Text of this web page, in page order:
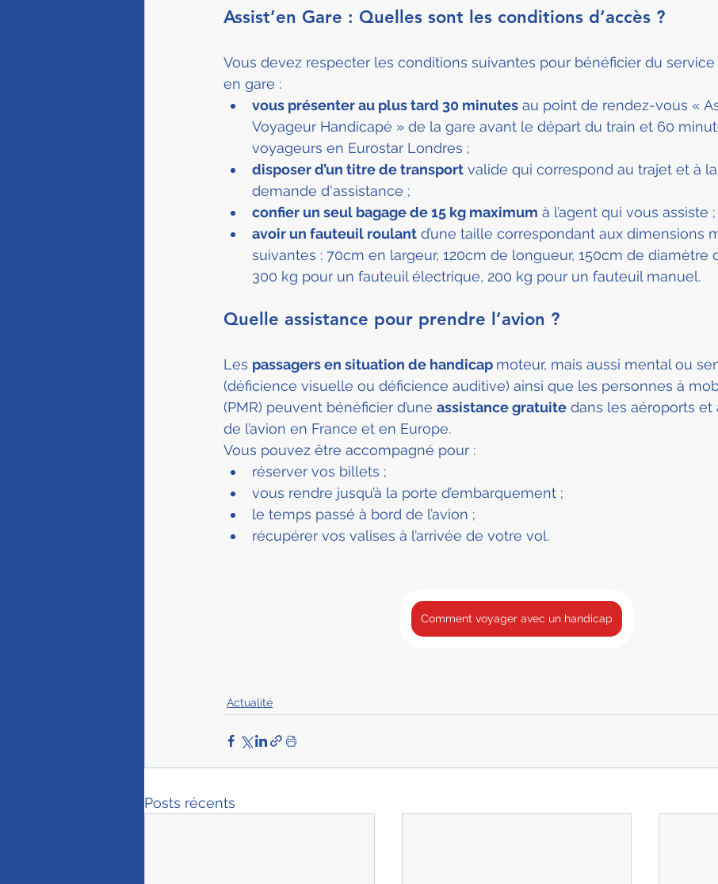
Assist’en Gare : Quelles sont les conditions d’accès ?
Vous devez respecter les conditions suivantes pour bénéficier du service
en gare :
vous présenter au plus tard 30 minutes au point de rendez-vous «
Voyageur Handicapé » de la gare avant le départ du train et 60
voyageurs en Eurostar Londres ;
disposer d’un titre de transport valide qui correspond au trajet et à
demande d'assistance ;
confier un seul bagage de 15 kg maximum à l’agent qui vous assiste ;
avoir un fauteuil roulant d’une taille correspondant aux dimensions
suivantes : 70cm en largeur, 120cm de longueur, 150cm de diamètre
300 kg pour un fauteuil électrique, 200 kg pour un fauteuil manuel.
Quelle assistance pour prendre l’avion ?
Les passagers en situation de handicap moteur, mais aussi mental ou
(déficience visuelle ou déficience auditive) ainsi que les personnes à
(PMR) peuvent bénéficier d’une assistance gratuite dans les aéroports et
de l’avion en France et en Europe.
Vous pouvez être accompagné pour :
réserver vos billets ;
vous rendre jusqu’à la porte d’embarquement ;
le temps passé à bord de l’avion ;
récupérer vos valises à l’arrivée de votre vol.
Comment voyager avec un handicap
Actualité
Posts récents